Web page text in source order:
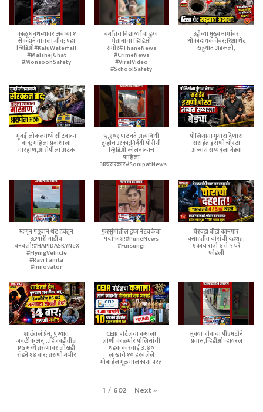
काळू धबधब्यावर अवघ्या १
सेकंदाने वाचला जीव; पहा
व्हिडिओ#KaluWaterfall
#MalshejGhat
#MonsoonSafety
वर्गातच विद्यार्थ्याचा ड्रग्ज
घेतानाचा व्हिडिओ
समोर#ThaneNews
#CrimeNews
#ViralVideo
#SchoolSafety
उंड्रीच्या मुख्य मार्गावर
धोकादायक चेंबर;रिक्षा थेट
खड्ड्यात अडकली,
मुंबई लोकलमध्ये सीटवरून
वाद; महिला प्रवाशाला
मारहाण,आरोपीला अटक
५,१०१ पाठवते अंत्यविधी
तुम्हीच उरका;निर्दयी पोरींनी
व्हिडिओ कॉलवरूनच
पाहिला
अंत्यसंस्कार#SonipatNews
पोलिसांना गुंगारा देणारा
सराईत इराणी चोरटा
अब्बास सय्यदला बेड्या
म्हणून पठ्ठ्याने थेट हवेतून
उडणारी गाडीच
बनवली!#HAPIDASKYNeX
#FlyingVehicle
#RaviTamta
#Innovator
फुरसुंगीतील ड्रग्ज नेटवर्कचा
पर्दाफाश!#PuneNews
#Fursungi
येरवडा बीडी कामगार
वसाहतीत चोरांची दहशत;
एकाच रात्री ४ ते ५ घरे
फोडली
शाळेतलं प्रेम, पुण्यात
जवळीक अन्...हिंजवडीतील
PG मध्ये तरुणावर लोखंडी
रॉडने १४ वार; तरुणी गंभीर
CEIR पोर्टलचा कमाल!
लोणी काळभोर पोलिसांची
धडक कारवाई ३.४०
लाखांचे १० हरवलेले
मोबाईल मूळ मालकांना परत
मुक्या जीवाचा पीएमटीने
प्रवास,व्हिडीओ व्हायरल
1 / 602 Next»